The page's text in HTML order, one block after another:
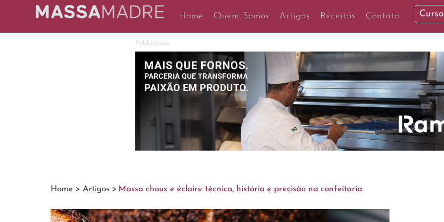
Home Quem Somos Artigos Receitas Contato
Publicidade
Home > Artigos > Massa choux e éclairs: técnica, história e precisão na confeitaria